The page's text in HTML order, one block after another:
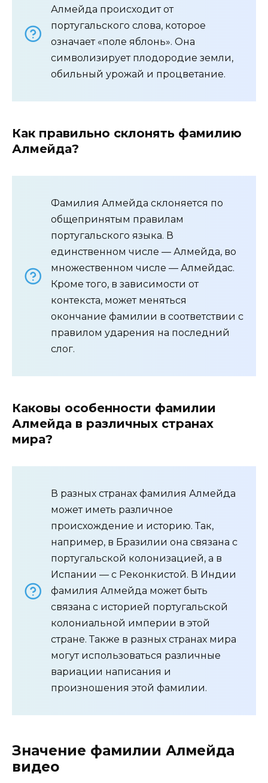
Алмейда происходит от
португальского слова, которое
означает «поле яблонь». Она
символизирует плодородие земли,
обильный урожай и процветание.
Как правильно склонять фамилию
Алмейда?
Фамилия Алмейда склоняется по
общепринятым правилам
португальского языка. В
единственном числе — Алмейда, во
множественном числе — Алмейдас.
Кроме того, в зависимости от
контекста, может меняться
окончание фамилии в соответствии с
правилом ударения на последний
слог.
Каковы особенности фамилии
Алмейда в различных странах
мира?
В разных странах фамилия Алмейда
может иметь различное
происхождение и историю. Так,
например, в Бразилии она связана с
португальской колонизацией, а в
Испании — с Реконкистой. В Индии
фамилия Алмейда может быть
связана с историей португальской
колониальной империи в этой
стране. Также в разных странах мира
могут использоваться различные
вариации написания и
произношения этой фамилии.
Значение фамилии Алмейда
видео